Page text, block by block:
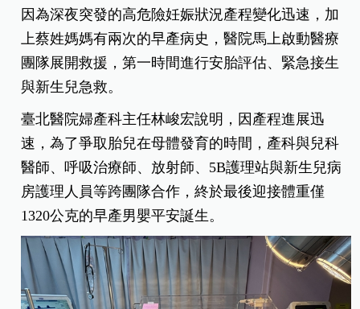
因為深夜突發的高危險妊娠狀況產程變化迅速，加
上蔡姓媽媽有兩次的早產病史，醫院馬上啟動醫療
團隊展開救援，第一時間進行安胎評估、緊急接生
與新生兒急救。
臺北醫院婦產科主任林峻宏說明，因產程進展迅
速，為了爭取胎兒在母體發育的時間，產科與兒科
醫師、呼吸治療師、放射師、5B護理站與新生兒病
房護理人員等跨團隊合作，終於最後迎接體重僅
1320公克的早產男嬰平安誕生。